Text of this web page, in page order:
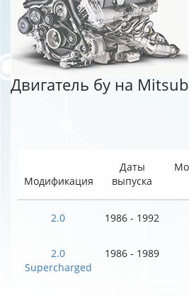
Двигатель бу на
Модификация
Даты
выпуска
2.0 1986 - 1992
2.0
Supercharged
1986 - 1989